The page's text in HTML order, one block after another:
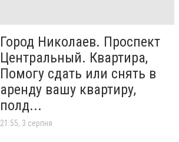
Город Николаев. Проспект
Центральный. Квартира,
Помогу сдать или снять в
аренду вашу квартиру,
полд...
21:55, 3 серпня